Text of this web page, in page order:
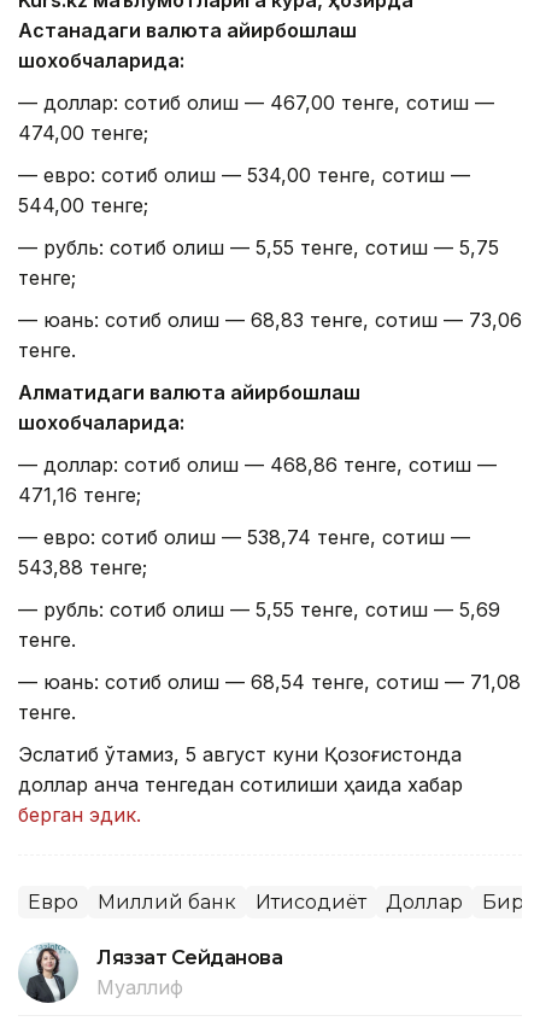
Астанадаги валюта айирбошлаш
шохобчаларида:
— доллар: сотиб олиш — 467,00 тенге, сотиш —
474,00 тенге;
— евро: сотиб олиш — 534,00 тенге, сотиш —
544,00 тенге;
— рубль: сотиб олиш — 5,55 тенге, сотиш — 5,75
тенге;
— юань: сотиб олиш — 68,83 тенге, сотиш — 73,06
тенге.
Алматидаги валюта айирбошлаш
шохобчаларида:
— доллар: сотиб олиш — 468,86 тенге, сотиш —
471,16 тенге;
— евро: сотиб олиш — 538,74 тенге, сотиш —
543,88 тенге;
— рубль: сотиб олиш — 5,55 тенге, сотиш — 5,69
тенге.
— юань: сотиб олиш — 68,54 тенге, сотиш — 71,08
тенге.
Эслатиб ўтамиз, 5 август куни Қозоғистонда
доллар қанча тенгедан сотилиши ҳақида хабар
берган эдик.
Евро Миллий банк Иқтисодиёт Доллар
Ляззат Сейданова
Муаллиф